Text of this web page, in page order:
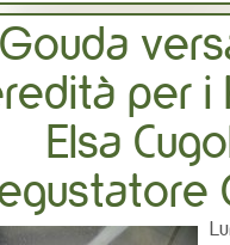
Gouda
per i
Elsa